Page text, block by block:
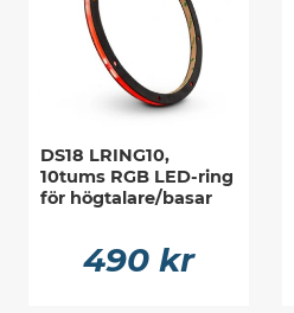
DS18 LRING10,
10tums RGB LED-ring
för högtalare/basar
490 kr